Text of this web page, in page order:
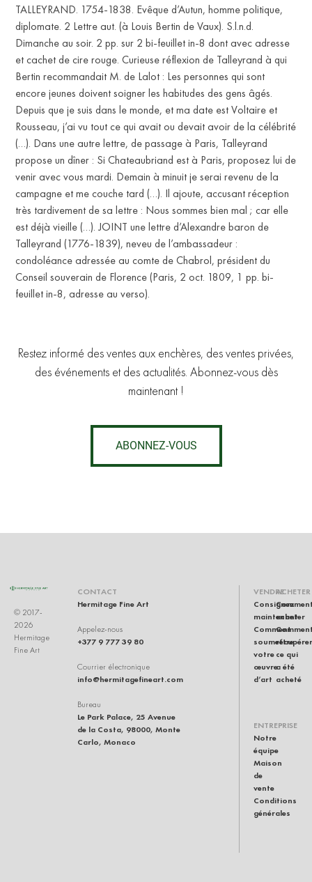
TALLEYRAND. 1754-1838. Evêque d’Autun, homme politique,
diplomate. 2 Lettre aut. (à Louis Bertin de Vaux). S.l.n.d.
Dimanche au soir. 2 pp. sur 2 bi-feuillet in-8 dont avec adresse
et cachet de cire rouge. Curieuse réflexion de Talleyrand à qui
Bertin recommandait M. de Lalot : Les personnes qui sont
encore jeunes doivent soigner les habitudes des gens âgés.
Depuis que je suis dans le monde, et ma date est Voltaire et
Rousseau, j’ai vu tout ce qui avait ou devait avoir de la célébrité
(…). Dans une autre lettre, de passage à Paris, Talleyrand
propose un dîner : Si Chateaubriand est à Paris, proposez lui de
venir avec vous mardi. Demain à minuit je serai revenu de la
campagne et me couche tard (…). Il ajoute, accusant réception
très tardivement de sa lettre : Nous sommes bien mal ; car elle
est déjà vieille (…). JOINT une lettre d’Alexandre baron de
Talleyrand (1776-1839), neveu de l’ambassadeur :
condoléance adressée au comte de Chabrol, président du
Conseil souverain de Florence (Paris, 2 oct. 1809, 1 pp. bi-
feuillet in-8, adresse au verso).
Restez informé des ventes aux enchères, des ventes privées,
des événements et des actualités. Abonnez-vous dès
maintenant !
ABONNEZ-VOUS
© 2017-
2026
Hermitage
Fine Art
CONTACT
Hermitage Fine Art
Appelez-nous
+377 9 777 39 80
Courrier électronique
info@hermitagefineart.com
Bureau
Le Park Palace, 25 Avenue
de la Costa, 98000, Monte
Carlo, Monaco
VENDRE
Consignez
maintenant
Comment
soumettre
votre
œuvre
d’art
ACHETER
acheter
récupérer
ce qui
a été
acheté
ENTREPRISE
Notre
équipe
Maison
de
vente
Conditions
générales